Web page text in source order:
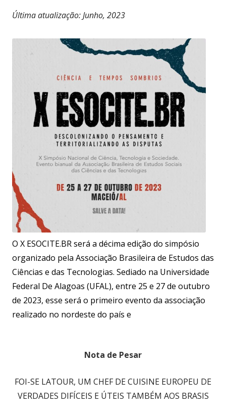
Última atualização: Junho, 2023
O X ESOCITE.BR será a décima edição do simpósio
organizado pela Associação Brasileira de Estudos das
Ciências e das Tecnologias. Sediado na Universidade
Federal De Alagoas (UFAL), entre 25 e 27 de outubro
de 2023, esse será o primeiro evento da associação
realizado no nordeste do país e
Nota de Pesar
FOI-SE LATOUR, UM CHEF DE CUISINE EUROPEU DE
VERDADES DIFÍCEIS E ÚTEIS TAMBÉM AOS BRASIS